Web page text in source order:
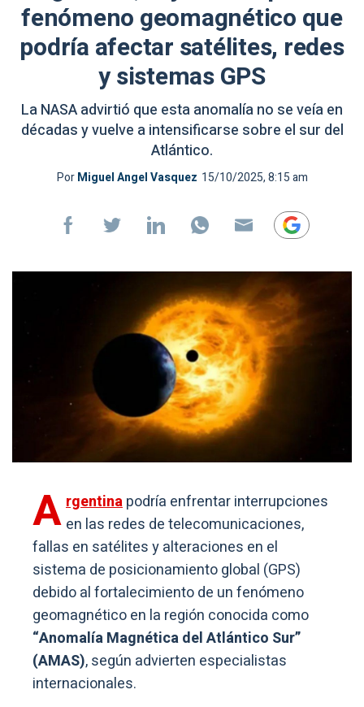
fenómeno geomagnético que
podría afectar satélites, redes
y sistemas GPS
La NASA advirtió que esta anomalía no se veía en
décadas y vuelve a intensificarse sobre el sur del
Atlántico.
PorMiguel Angel Vasquez 15/10/2025, 8:15 am
Argentinapodría enfrentar interrupciones
en las redes de telecomunicaciones,
fallas en satélites y alteraciones en el
sistema de posicionamiento global (GPS)
debido al fortalecimiento de un fenómeno
geomagnético en la región conocida como
“Anomalía Magnética del Atlántico Sur”
(AMAS), según advierten especialistas
internacionales.